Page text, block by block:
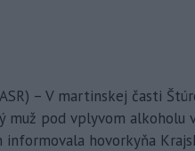
– V martinskej časti
muž pod vplyvom alkoholu
informovala hovorkyňa